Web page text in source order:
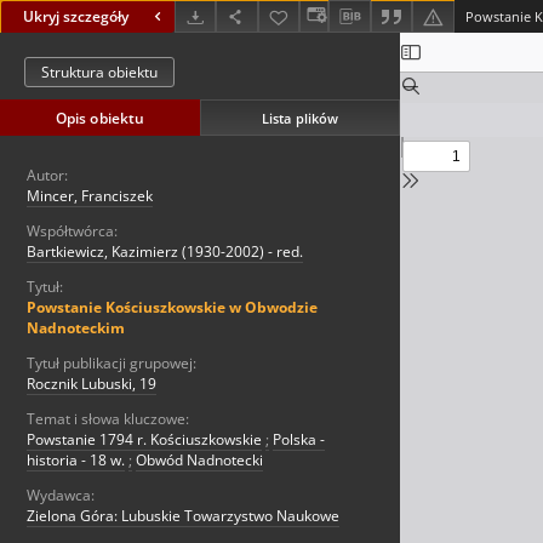
Ukryj szczegóły
Struktura obiektu
Opis obiektu Lista plików
Autor:
Mincer, Franciszek
Współtwórca:
Bartkiewicz, Kazimierz (1930-2002) - red.
Tytuł:
Powstanie Kościuszkowskie w Obwodzie
Nadnoteckim
Tytuł publikacji grupowej:
Rocznik Lubuski, 19
Temat i słowa kluczowe:
Powstanie 1794 r. Kościuszkowskie ; Polska -
historia - 18 w. ; Obwód Nadnotecki
Wydawca:
Zielona Góra: Lubuskie Towarzystwo Naukowe